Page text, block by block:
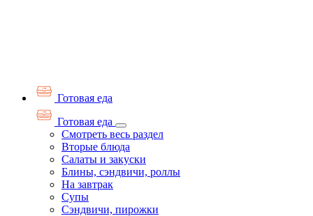
Готовая еда
Готовая еда
Смотреть весь раздел
Вторые блюда
Салаты и закуски
Блины, сэндвичи, роллы
На завтрак
Супы
Сэндвичи, пирожки